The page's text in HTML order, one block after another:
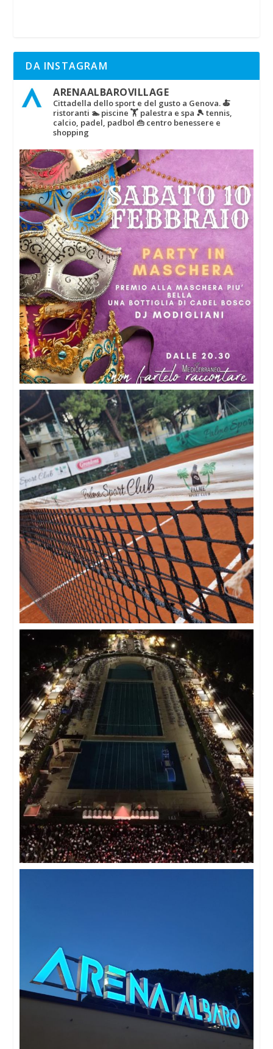
DA INSTAGRAM
ARENAALBAROVILLAGE
Cittadella dello sport e del gusto a Genova.🍝
ristoranti 🏊 piscine 🏋‍ palestra e spa 🎾 tennis,
calcio, padel, padbol 👜 centro benessere e
shopping